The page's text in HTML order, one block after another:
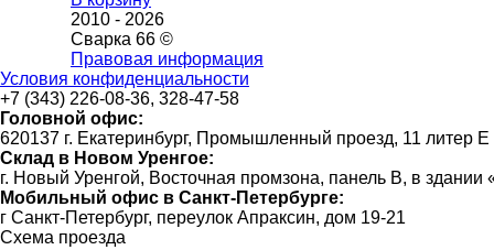
2010 - 2026
Сварка 66 ©
Правовая информация
Условия конфиденциальности
+7 (343) 226-08-36, 328-47-58
Головной офис:
620137 г. Екатеринбург, Промышленный проезд, 11 литер Е
Склад в Новом Уренгое:
г. Новый Уренгой, Восточная промзона, панель В, в
Мобильный офис в Санкт-Петербурге:
г Санкт-Петербург, переулок Апраксин, дом 19-21
Схема проезда